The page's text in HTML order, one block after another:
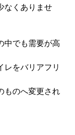
なくありませ
中でも需要が高
レをバリアフリ
ものへ変更され